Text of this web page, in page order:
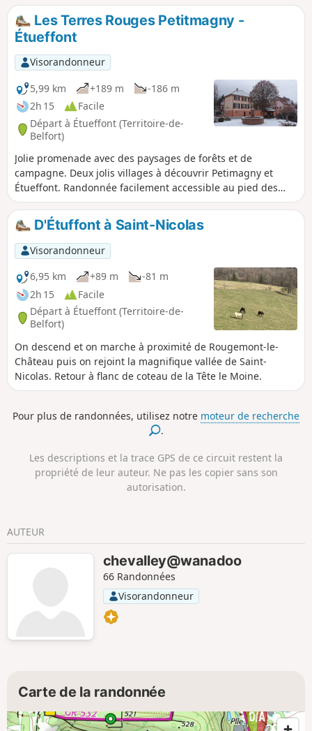
nature, ce circuit vous mènera à découvrir de splendides
paysages des Vosges du Sud. Laissez-vous séduire par la
quiétude des forêts et la fraîcheur des étangs, véritables
refuges de biodiversité. Le départ est au pied des Vosges à
une quinzaine de kilomètres au Nord de Belfort. Le sentier
est balisé.
Les Terres Rouges Petitmagny -
Étueffont
Visorandonneur
5,99 km
+189 m
-186 m
2h 15
Facile
Départ à Étueffont (Territoire-de-
Belfort)
Jolie promenade avec des paysages de forêts et de
campagne. Deux jolis villages à découvrir Petimagny et
Étueffont. Randonnée facilement accessible au pied des
Vosges, à 15km de Belfort. La randonnée est balisée avec un
Anneau Vert.
D'Étuffont à Saint-Nicolas
Visorandonneur
6,95 km
+89 m
-81 m
2h 15
Facile
Départ à Étueffont (Territoire-de-
Belfort)
On descend et on marche à proximité de Rougemont-le-
Château puis on rejoint la magnifique vallée de Saint-
Nicolas. Retour à flanc de coteau de la Tête le Moine.
Pour plus de randonnées, utilisez notre moteur de recherche
.
Les descriptions et la trace GPS de ce circuit restent la
propriété de leur auteur. Ne pas les copier sans son
autorisation.
AUTEUR
chevalley@wanadoo
66 Randonnées
Visorandonneur
Carte de la randonnée